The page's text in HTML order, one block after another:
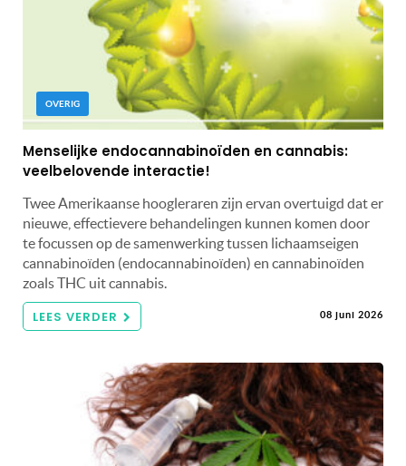
OVERIG
Menselijke endocannabinoïden en cannabis:
veelbelovende interactie!
Twee Amerikaanse hoogleraren zijn ervan overtuigd dat er
nieuwe, effectievere behandelingen kunnen komen door
te focussen op de samenwerking tussen lichaamseigen
cannabinoïden (endocannabinoïden) en cannabinoïden
zoals THC uit cannabis.
LEES VERDER 08 juni 2026